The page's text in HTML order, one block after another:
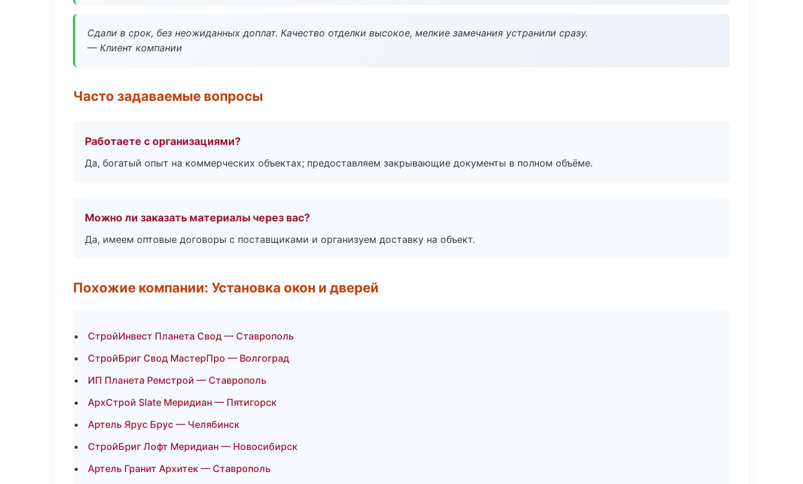
Сдали в срок, без неожиданных доплат. Качество отделки высокое, мелкие замечания устранили сразу.
— Клиент компании
Часто задаваемые вопросы
Работаете с организациями?
Да, богатый опыт на коммерческих объектах; предоставляем закрывающие документы в полном объёме.
Можно ли заказать материалы через вас?
Да, имеем оптовые договоры с поставщиками и организуем доставку на объект.
Похожие компании: Установка окон и дверей
СтройИнвест Планета Свод — Ставрополь
СтройБриг Свод МастерПро — Волгоград
ИП Планета Ремстрой — Ставрополь
АрхСтрой Slate Меридиан — Пятигорск
Артель Ярус Брус — Челябинск
СтройБриг Лофт Меридиан — Новосибирск
Артель Гранит Архитек — Ставрополь